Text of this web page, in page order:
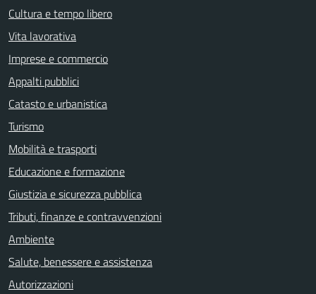
Cultura e tempo libero
Vita lavorativa
Imprese e commercio
Appalti pubblici
Catasto e urbanistica
Turismo
Mobilità e trasporti
Educazione e formazione
Giustizia e sicurezza pubblica
Tributi, finanze e contravvenzioni
Ambiente
Salute, benessere e assistenza
Autorizzazioni